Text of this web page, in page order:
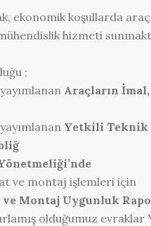
ekonomik koşullarda
hizmeti
;
Araçların
Yetkili Teknik
ve montaj işlemleri için
Montaj Uygunluk
olduğumuz evraklar